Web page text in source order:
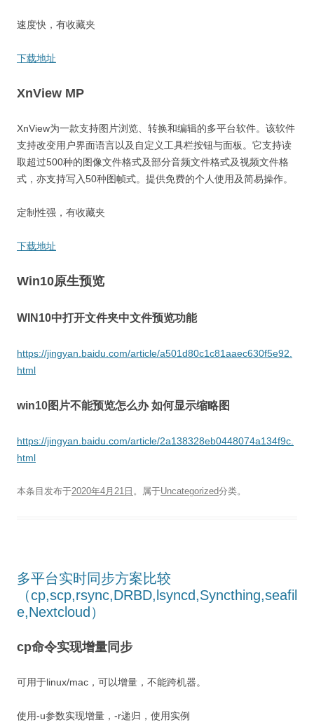
速度快，有收藏夹
下载地址
XnView MP
XnView为一款支持图片浏览、转换和编辑的多平台软件。该软件
支持改变用户界面语言以及自定义工具栏按钮与面板。它支持读
取超过500种的图像文件格式及部分音频文件格式及视频文件格
式，亦支持写入50种图帧式。提供免费的个人使用及简易操作。
定制性强，有收藏夹
下载地址
Win10原生预览
WIN10中打开文件夹中文件预览功能
https://jingyan.baidu.com/article/a501d80c1c81aaec630f5e92.
html
win10图片不能预览怎么办 如何显示缩略图
https://jingyan.baidu.com/article/2a138328eb0448074a134f9c.
html
本条目发布于2020年4月21日 。属于Uncategorized分类。
多平台实时同步方案比较
（cp,scp,rsync,DRBD,lsyncd,Syncthing,seafil
e,Nextcloud）
cp命令实现增量同步
可用于linux/mac，可以增量，不能跨机器。
使用-u参数实现增量，-r递归，使用实例